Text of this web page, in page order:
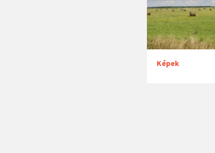
Képek